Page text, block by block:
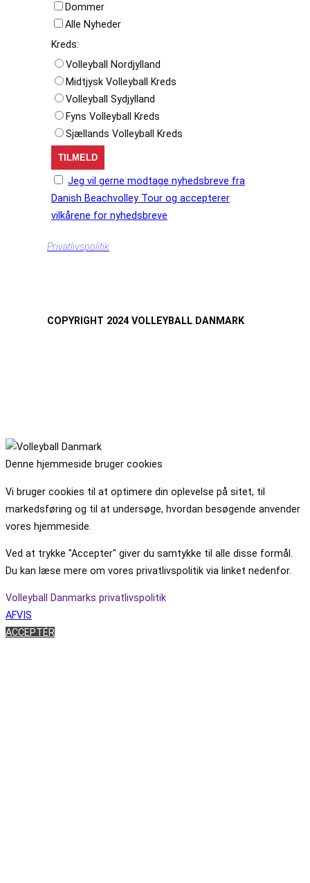
Dommer
Alle Nyheder
Kreds:
Volleyball Nordjylland
Midtjysk Volleyball Kreds
Volleyball Sydjylland
Fyns Volleyball Kreds
Sjællands Volleyball Kreds
Jeg vil gerne modtage nyhedsbreve fra
Danish Beachvolley Tour og accepterer
vilkårene for nyhedsbreve
Privatlivspolitik
COPYRIGHT 2024 VOLLEYBALL DANMARK
Denne hjemmeside bruger cookies
Vi bruger cookies til at optimere din oplevelse på sitet, til
markedsføring og til at undersøge, hvordan besøgende anvender
vores hjemmeside.
Ved at trykke "Accepter" giver du samtykke til alle disse formål.
Du kan læse mere om vores privatlivspolitik via linket nedenfor.
Volleyball Danmarks privatlivspolitik
AFVIS
ACCEPTÉR